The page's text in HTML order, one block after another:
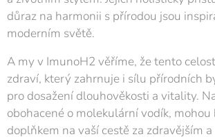
důraz na harmonii s přírodou jsou
moderním světě.
A my v ImunoH2 věříme, že tento
zdraví, který zahrnuje i sílu přírodních
pro dosažení dlouhověkosti a vitality.
obohacené o molekulární vodík,
doplňkem na vaší cestě za zdravějším